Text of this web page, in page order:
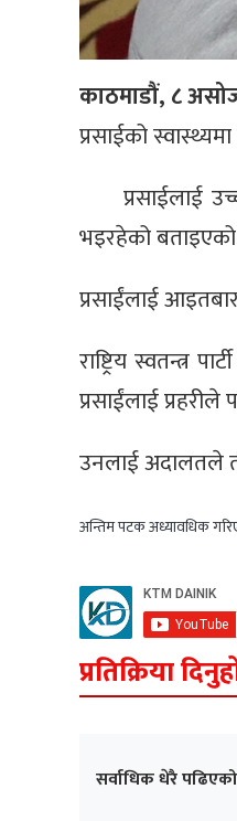
काठमाडौं, ८
प्रसाईको
प्रसाईलाई
भइरहेको
प्रसाईंलाई
राष्ट्रिय स्वतन्त्र
प्रसाईंलाई प्रहरीले
उनलाई अदालतले
अन्तिम पटक अध्यावधिक
प्रतिक्रिया
सर्वाधिक धेरै पढिएको